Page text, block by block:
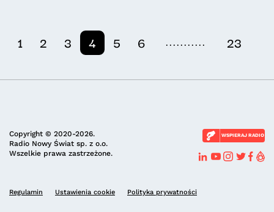
1 2 3 4 5 6 ........... 23
Copyright © 2020-2026.
Radio Nowy Świat sp. z o.o.
Wszelkie prawa zastrzeżone.
WSPIERAJ RADIO
Regulamin Ustawienia cookie Polityka prywatności